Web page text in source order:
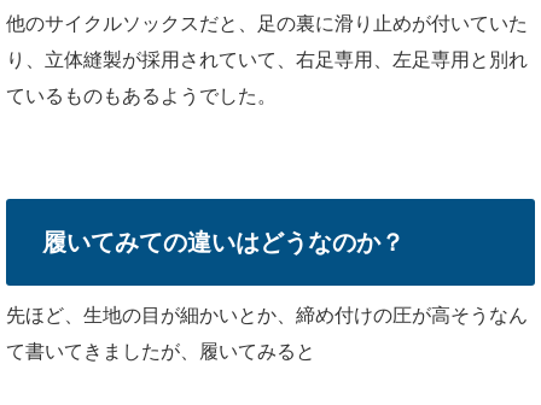
他のサイクルソックスだと、足の裏に滑り止めが付いていた
り、立体縫製が採用されていて、右足専用、左足専用と別れ
ているものもあるようでした。
履いてみての違いはどうなのか？
先ほど、生地の目が細かいとか、締め付けの圧が高そうなん
て書いてきましたが、履いてみると